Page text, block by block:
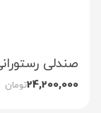
صندلی
24,200,000تومان